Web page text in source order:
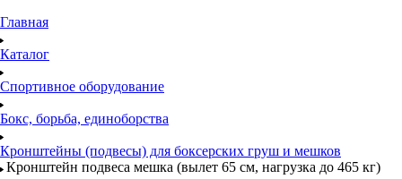
Главная
Каталог
Спортивное оборудование
Бокс, борьба, единоборства
Кронштейны (подвесы) для боксерских груш и мешков
Кронштейн подвеса мешка (вылет 65 см, нагрузка до 465 кг)